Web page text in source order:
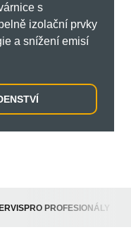
s
izolační prvky
a snížení emisí
PRO PROFESIONÁLY